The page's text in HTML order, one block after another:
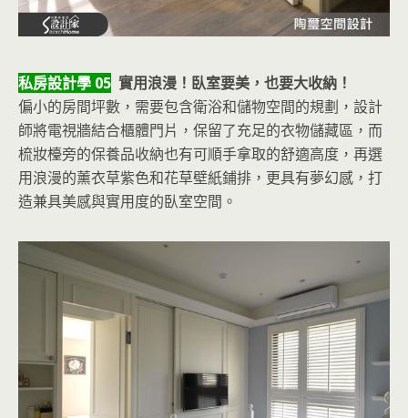
私房設計學 05 實用浪漫！臥室要美，也要大收納！
偏小的房間坪數，需要包含衛浴和儲物空間的規劃，設計
師將電視牆結合櫃體門片，保留了充足的衣物儲藏區，而
梳妝檯旁的保養品收納也有可順手拿取的舒適高度，再選
用浪漫的薰衣草紫色和花草壁紙鋪排，更具有夢幻感，打
造兼具美感與實用度的臥室空間。